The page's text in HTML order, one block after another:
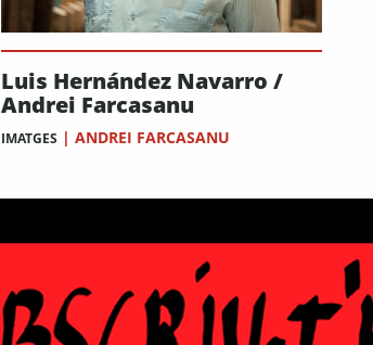
Luis Hernández Navarro /
Andrei Farcasanu
IMATGES | ANDREI FARCASANU